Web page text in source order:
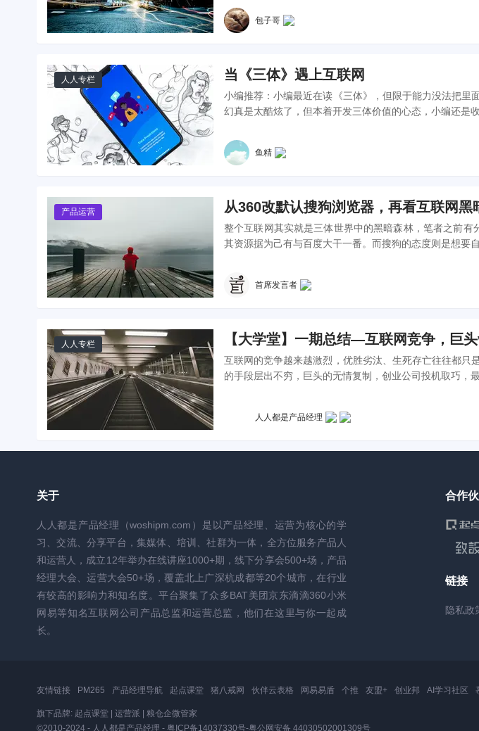
包子哥
人人专栏 当《三体》遇上互联网
小编推荐：小编最近在读《三体》，但限于能力没法把里
幻真是太酷炫了，但本着开发三体价值的心态，小编还是
鱼精
产品运营 从360改默认搜狗浏览器，再看互联网黑
整个互联网其实就是三体世界中的黑暗森林，笔者之前
其资源据为己有与百度大干一番。而搜狗的态度则是想要
首席发言者
人人专栏 【大学堂】一期总结—互联网竞争，巨
互联网的竞争越来越激烈，优胜劣汰、生死存亡往往都只
的手段层出不穷，巨头的无情复制，创业公司投机取巧，
人人都是产品经理
关于
人人都是产品经理（woshipm.com）是以产品经理、运营为核心的学
习、交流、分享平台，集媒体、培训、社群为一体，全方位服务产品人
和运营人，成立12年举办在线讲座1000+期，线下分享会500+场，产品
经理大会、运营大会50+场，覆盖北上广深杭成都等20个城市，在行业
有较高的影响力和知名度。平台聚集了众多BAT美团京东滴滴360小米
网易等知名互联网公司产品总监和运营总监，他们在这里与你一起成
长。
合作
链接
隐私政
友情链接 PM265 产品经理导航 起点课堂 猪八戒网 伙伴云表格 网易易盾 个推 友盟+ 创业邦 AI学习社区
旗下品牌: 起点课堂 运营派
粮仓企微管家
©2010-2024 - 人人都是产品经理 - 粤ICP备14037330号-粤公网安备 44030502001309号